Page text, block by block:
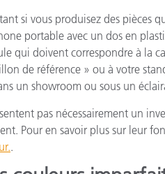
si vous produisez des pièces
portable avec un dos en
qui doivent correspondre à la
de référence » ou à votre
un showroom ou sous un
pas nécessairement un
Pour en savoir plus sur leur
.